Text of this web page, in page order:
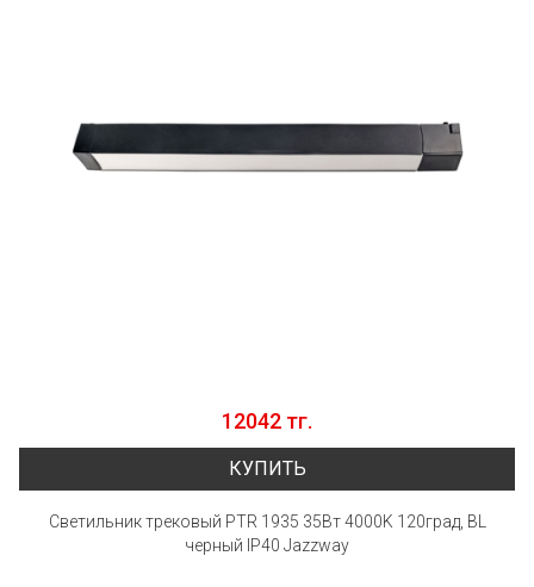
12042 тг.
КУПИТЬ
Светильник трековый PTR 1935 35Вт 4000K 120град, BL
черный IP40 Jazzway